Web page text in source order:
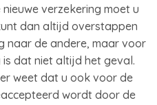
verzekering moet u
dan altijd overstappen
naar de andere, maar voor
dat niet altijd het geval.
weet dat u ook voor de
wordt door de